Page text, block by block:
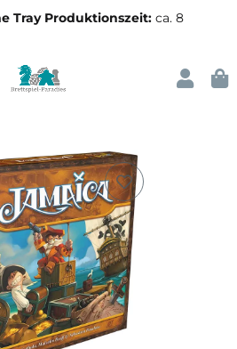
Tray Produktionszeit: ca. 8